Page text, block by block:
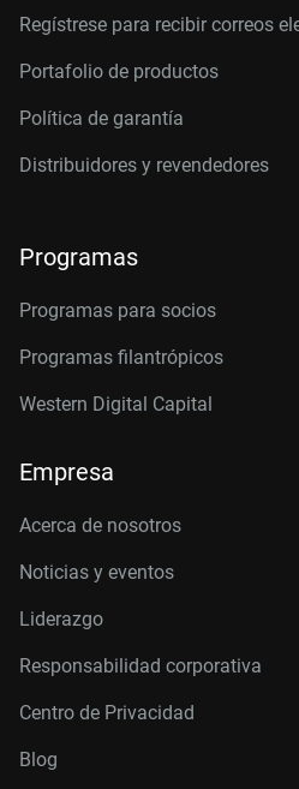
Regístrese para recibir correos
Portafolio de productos
Política de garantía
Distribuidores y revendedores
Programas
Programas para socios
Programas filantrópicos
Western Digital Capital
Empresa
Acerca de nosotros
Noticias y eventos
Liderazgo
Responsabilidad corporativa
Centro de Privacidad
Blog